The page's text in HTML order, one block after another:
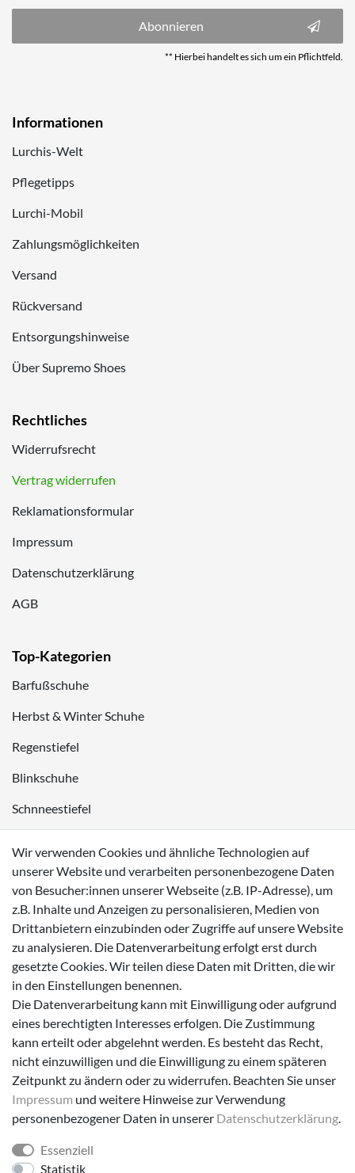
Abonnieren
** Hierbei handelt es sich um ein Pflichtfeld.
Informationen
Lurchis-Welt
Pflegetipps
Lurchi-Mobil
Zahlungsmöglichkeiten
Versand
Rückversand
Entsorgungshinweise
Über Supremo Shoes
Rechtliches
Widerrufsrecht
Vertrag widerrufen
Reklamationsformular
Impressum
Datenschutzerklärung
AGB
Top-Kategorien
Barfußschuhe
Herbst & Winter Schuhe
Regenstiefel
Blinkschuhe
Schnneestiefel
Sneaker
Zahlungsmöglichkeiten
Versanddienstleister
Folge uns!
Wir verwenden Cookies und ähnliche Technologien auf
unserer Website und verarbeiten personenbezogene Daten
von Besucher:innen unserer Webseite (z.B. IP-Adresse), um
z.B. Inhalte und Anzeigen zu personalisieren, Medien von
Drittanbietern einzubinden oder Zugriffe auf unsere Website
zu analysieren. Die Datenverarbeitung erfolgt erst durch
gesetzte Cookies. Wir teilen diese Daten mit Dritten, die wir
in den Einstellungen benennen.
Die Datenverarbeitung kann mit Einwilligung oder aufgrund
eines berechtigten Interesses erfolgen. Die Zustimmung
kann erteilt oder abgelehnt werden. Es besteht das Recht,
nicht einzuwilligen und die Einwilligung zu einem späteren
Zeitpunkt zu ändern oder zu widerrufen. Beachten Sie unser
Impressum und weitere Hinweise zur Verwendung
personenbezogener Daten in unserer Daten­schutz­erklärung.
Essenziell
Statistik